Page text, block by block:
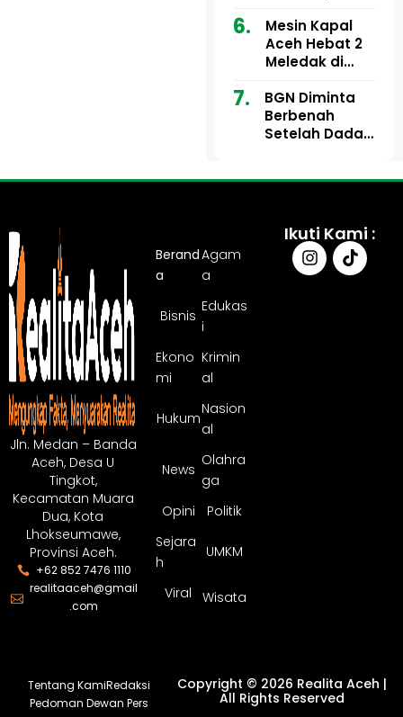
Anggaran
Aceh Utara
Tahun 2024,
Pengembalian
Sepenuhnya
Tuntas
Mesin Kapal
Aceh Hebat 2
Meledak di
Ulee Lheue, 14
Orang Derita
Luka Bakar
BGN Diminta
Berbenah
Setelah Dadan
Jln. Medan – Banda
Aceh, Desa U
Tingkot,
Kecamatan Muara
Dua, Kota
Lhokseumawe,
Provinsi Aceh.
+62 852 7476 1110
realitaaceh@gmail
.com
Berand
a
Agam
a
Bisnis
Edukas
i
Ekono
mi
Krimin
al
Hukum
Nasion
al
News
Olahra
ga
Opini
Politik
Sejara
h
UMKM
Viral Wisata
Ikuti Kami :
Tentang KamiRedaksi
Pedoman Dewan Pers
Copyright © 2026 Realita Aceh |
All Rights Reserved